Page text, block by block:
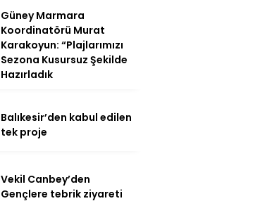
Güney Marmara
Koordinatörü Murat
Karakoyun: “Plajlarımızı
Sezona Kusursuz Şekilde
Hazırladık
Balıkesir’den kabul edilen
tek proje
Vekil Canbey’den
Gençlere tebrik ziyareti